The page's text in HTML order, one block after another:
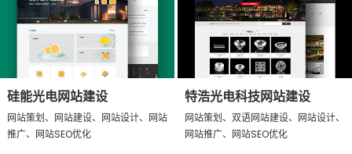
硅能光电网站建设
网站策划、网站建设、网站设计、网站
推广、网站SEO优化
特浩光电科技网站建设
网站策划、双语网站建设、网站设计、
网站推广、网站SEO优化